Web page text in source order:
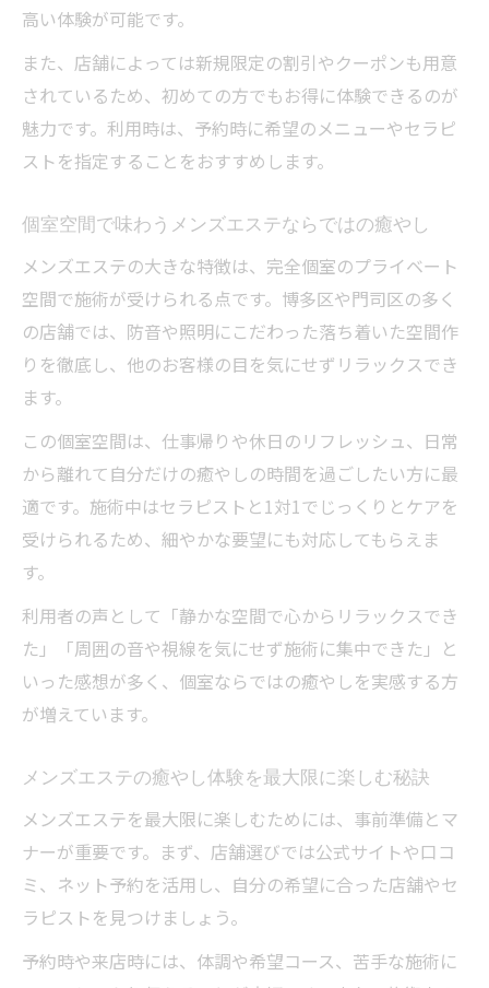
高い体験が可能です。
また、店舗によっては新規限定の割引やクーポンも用意
されているため、初めての方でもお得に体験できるのが
魅力です。利用時は、予約時に希望のメニューやセラピ
ストを指定することをおすすめします。
個室空間で味わうメンズエステならではの癒やし
メンズエステの大きな特徴は、完全個室のプライベート
空間で施術が受けられる点です。博多区や門司区の多く
の店舗では、防音や照明にこだわった落ち着いた空間作
りを徹底し、他のお客様の目を気にせずリラックスでき
ます。
この個室空間は、仕事帰りや休日のリフレッシュ、日常
から離れて自分だけの癒やしの時間を過ごしたい方に最
適です。施術中はセラピストと1対1でじっくりとケアを
受けられるため、細やかな要望にも対応してもらえま
す。
利用者の声として「静かな空間で心からリラックスでき
た」「周囲の音や視線を気にせず施術に集中できた」と
いった感想が多く、個室ならではの癒やしを実感する方
が増えています。
メンズエステの癒やし体験を最大限に楽しむ秘訣
メンズエステを最大限に楽しむためには、事前準備とマ
ナーが重要です。まず、店舗選びでは公式サイトや口コ
ミ、ネット予約を活用し、自分の希望に合った店舗やセ
ラピストを見つけましょう。
予約時や来店時には、体調や希望コース、苦手な施術に